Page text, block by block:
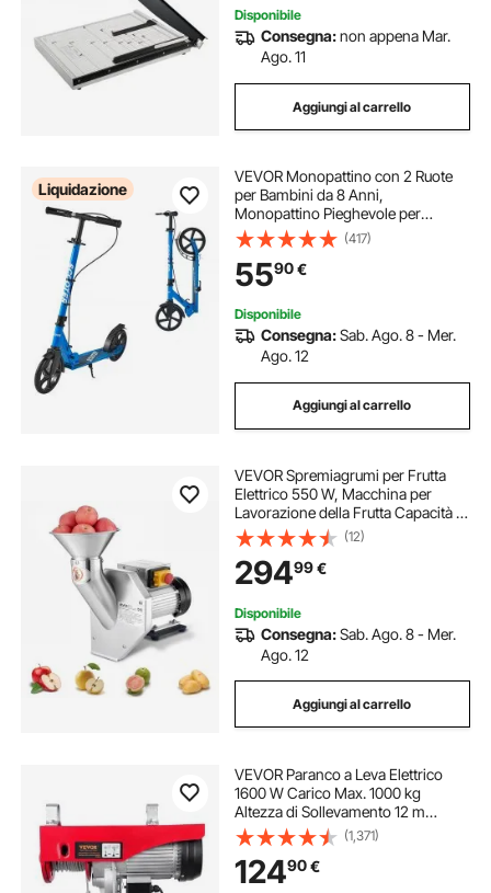
Disponibile
Consegna:non appena Mar.
Ago. 11
Aggiungi al carrello
Liquidazione
VEVOR Monopattino con 2 Ruote
per Bambini da 8 Anni,
Monopattino Pieghevole per
Mobilità Urbana Carico max. 100kg
Altezza Regolabile a 3 Livelli,
Pedana Antiscivolo e Freno a
Mano, Nero Blu
(417)
5590€
Disponibile
Consegna:Sab. Ago. 8 - Mer.
Ago. 12
Aggiungi al carrello
VEVOR Spremiagrumi per Frutta
Elettrico 550 W, Macchina per
Lavorazione della Frutta Capacità di
60 kg/h per Pera Mela Ananas
Frutte Tritafrutta Diametro max 70
mm Materiale in Acciaio Inox 304
(12)
29499€
Disponibile
Consegna:Sab. Ago. 8 - Mer.
Ago. 12
Aggiungi al carrello
VEVOR Paranco a Leva Elettrico
1600 W Carico Max. 1000 kg
Altezza di Sollevamento 12 m
Motore con Telecomando, Paranco
Elettrico a Leva per Sollevamento
Carico Velocità 10 m/min da Garage
(1,371)
12490€